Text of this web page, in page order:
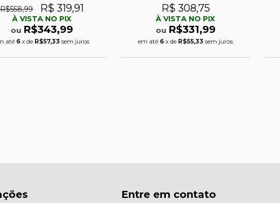
R$558,99 R$ 319,91
À VISTA NO PIX
ou R$343,99
até 6 x de R$57,33 sem juros
R$ 308,75
À VISTA NO PIX
ou R$331,99
em até 6 x de R$55,33 sem juros
Entre em contato